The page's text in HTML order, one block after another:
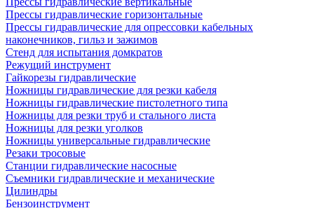
Прессы гидравлические горизонтальные
Прессы гидравлические для опрессовки кабельных
наконечников, гильз и зажимов
Стенд для испытания домкратов
Режущий инструмент
Гайкорезы гидравлические
Ножницы гидравлические для резки кабеля
Ножницы гидравлические пистолетного типа
Ножницы для резки труб и стального листа
Ножницы для резки уголков
Ножницы универсальные гидравлические
Резаки тросовые
Станции гидравлические насосные
Съемники гидравлические и механические
Цилиндры
Бензоинструмент